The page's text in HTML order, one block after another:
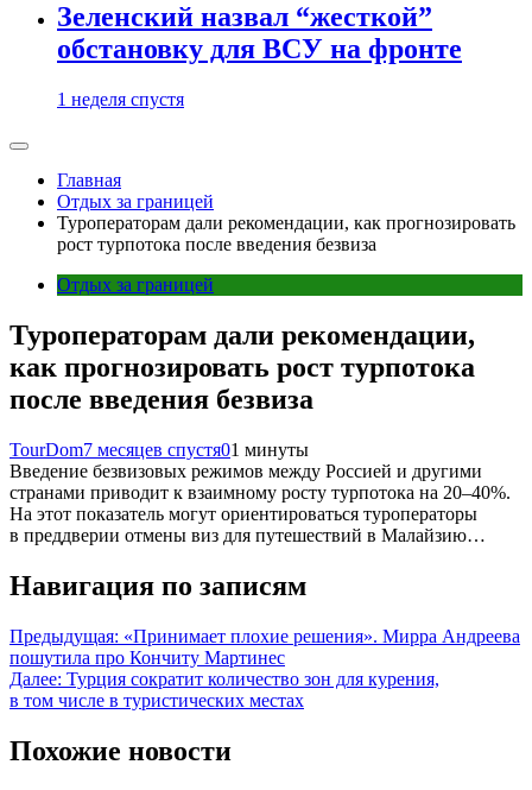
Зеленский назвал “жесткой”
обстановку для ВСУ на фронте
1 неделя спустя
Главная
Отдых за границей
Туроператорам дали рекомендации, как прогнозировать
рост турпотока после введения безвиза
Отдых за границей
Туроператорам дали рекомендации,
как прогнозировать рост турпотока
после введения безвиза
TourDom7 месяцев спустя01 минуты
Введение безвизовых режимов между Россией и другими
странами приводит к взаимному росту турпотока на 20–40%.
На этот показатель могут ориентироваться туроператоры
в преддверии отмены виз для путешествий в Малайзию…
Навигация по записям
Предыдущая: «Принимает плохие решения». Мирра Андреева
пошутила про Кончиту Мартинес
Далее: Турция сократит количество зон для курения,
в том числе в туристических местах
Похожие новости